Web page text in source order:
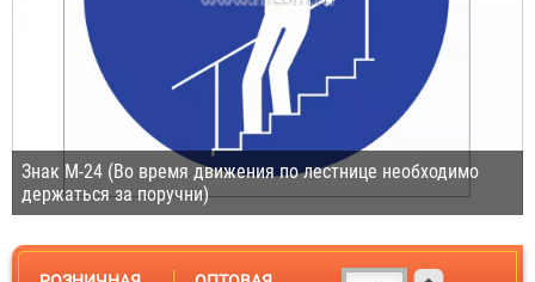
Знак М-24 (Во время движения по лестнице необходимо
держаться за поручни)